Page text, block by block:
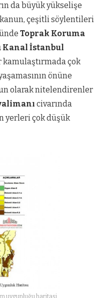
da büyük yükselişe
çeşitli söylentileri
Toprak Koruma
Kanal İstanbul
kamulaştırmada çok
önüne
olarak nitelendirenler
civarında
yerleri çok düşük